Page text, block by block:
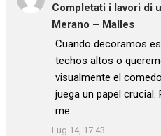
Completati i lavori di
Merano – Malles
: “
Cuando decoramos
techos altos o
visualmente el
juega un papel crucial.
me…
”
Lug 14, 17:43